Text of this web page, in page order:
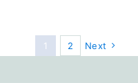
1 2 Next